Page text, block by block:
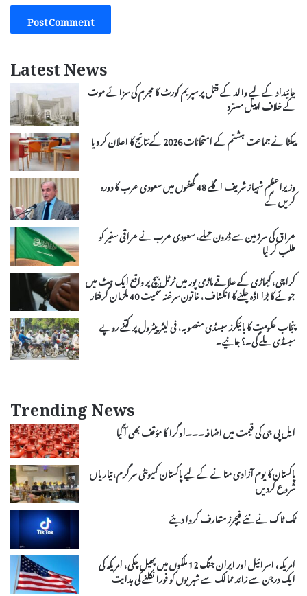
Latest News
جائیداد کے لیے والد کے قتل پر سپریم کورٹ کا مجرم کی سزائے موت
کے خلاف اپیل مسترد
پیکٹا نے جماعت ہشتم کے امتحانات 2026 کے نتائج کا اعلان کر دیا
وزیراعظم شہباز شریف اگلے 48 گھنٹوں میں سعودی عرب کا دورہ
کریں گے
عراق کی سرزمین سے ڈرون حملے، سعودی عرب نے عراقی سفیر کو
طلب کر لیا
کراچی، کیماڑی کے علاقے ماڑی پور میں ٹرٹل بیچ پر واقع ایک ہٹ میں
جوئے کا بڑا اڈہ چلنے کا انکشاف، خاتون سرغنہ سمیت 40 ملزمان گرفتار
پنجاب حکومت کا بائیکرز سبسڈی منصوبہ، فی لیٹر پیٹرول پر کتنے روپے
سبسڈی ملے گی۔؟ جانیے۔
Trending News
ایل پی جی کی قیمت میں اضافہ۔۔۔اوگرا کا مؤقف بھی آ گیا
پاکستان کا یوم آزادی منانے کے لیے پاکستان کمیونٹی سرگرم، تیاریاں
شروع کردیں
ٹک ٹاک نے نئے فیچرز متعارف کروا دیئے
امریکہ، اسرائیل اور ایران جنگ 12 ملکوں میں پھیل چکی، امریکہ کی
ایک درجن سے زائد ممالک سے شہریوں کو فورا نکلنے کی ہدایت